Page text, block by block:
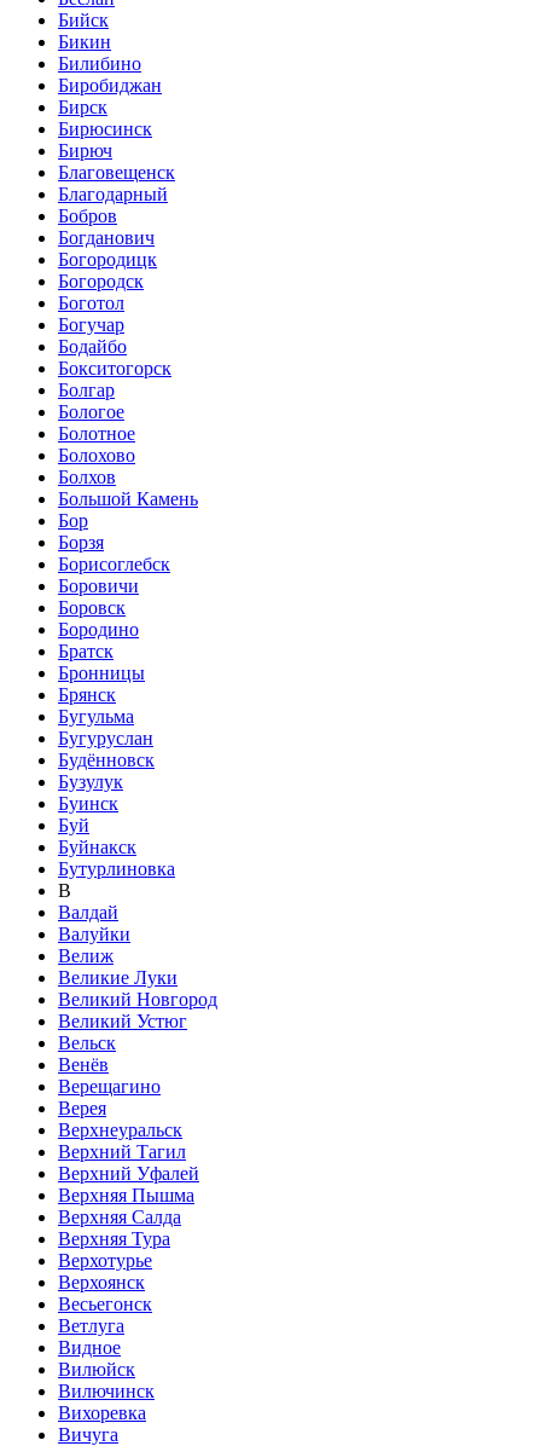
Бийск
Бикин
Билибино
Биробиджан
Бирск
Бирюсинск
Бирюч
Благовещенск
Благодарный
Бобров
Богданович
Богородицк
Богородск
Боготол
Богучар
Бодайбо
Бокситогорск
Болгар
Бологое
Болотное
Болохово
Болхов
Большой Камень
Бор
Борзя
Борисоглебск
Боровичи
Боровск
Бородино
Братск
Бронницы
Брянск
Бугульма
Бугуруслан
Будённовск
Бузулук
Буинск
Буй
Буйнакск
Бутурлиновка
В
Валдай
Валуйки
Велиж
Великие Луки
Великий Новгород
Великий Устюг
Вельск
Венёв
Верещагино
Верея
Верхнеуральск
Верхний Тагил
Верхний Уфалей
Верхняя Пышма
Верхняя Салда
Верхняя Тура
Верхотурье
Верхоянск
Весьегонск
Ветлуга
Видное
Вилюйск
Вилючинск
Вихоревка
Вичуга